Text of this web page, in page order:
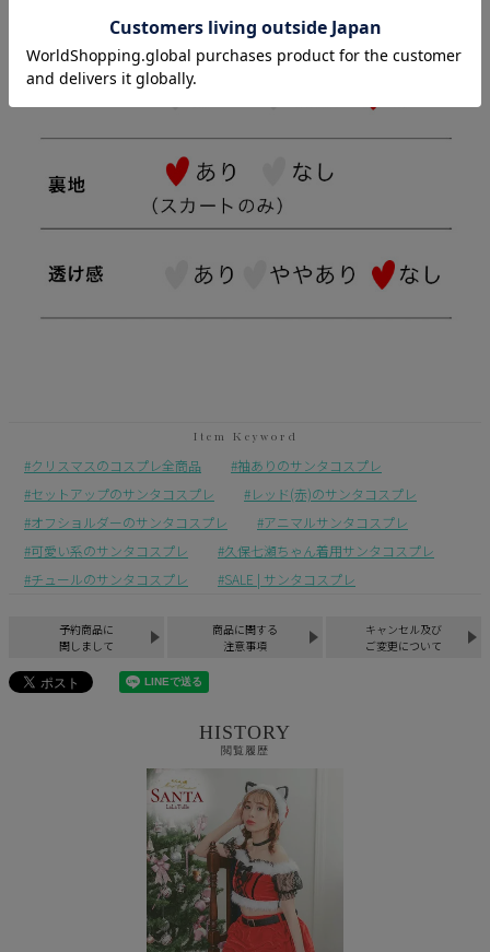
クリスマスのコスプレ全商品
袖ありのサンタコスプレ
セットアップのサンタコスプレ
レッド(赤)のサンタコスプレ
オフショルダーのサンタコスプレ
アニマルサンタコスプレ
可愛い系のサンタコスプレ
久保七瀬ちゃん着用サンタコスプレ
チュールのサンタコスプレ
SALE | サンタコスプレ
予約商品に
関しまして
商品に関する
注意事項
キャンセル及び
ご変更について
HISTORY
閲覧履歴